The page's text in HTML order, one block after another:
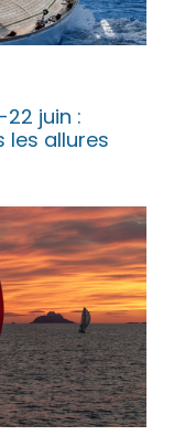
juin :
allures